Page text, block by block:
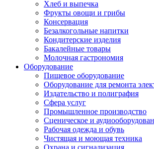
Хлеб и выпечка
Фрукты овощи и грибы
Консервация
Безалкогольные напитки
Кондитерские изделия
Бакалейные товары
Молочная гастрономия
Оборудование
Пищевое оборудование
Оборудование для ремонта
Издательство и полиграфия
Сфера услуг
Промышленное производство
Сценическое и
Рабочая одежда и обувь
Чистящая и моющая техника
Охрана и сигнализация